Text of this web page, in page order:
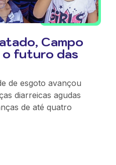
Campo
o futuro das
de esgoto avançou
diarreicas agudas
de até quatro